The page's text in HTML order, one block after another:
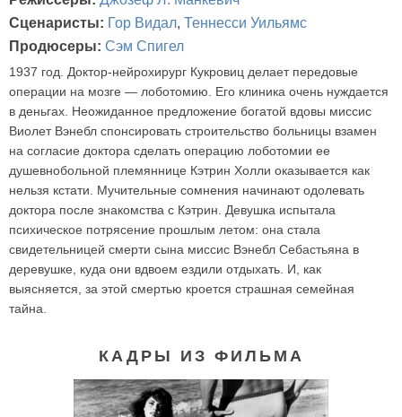
Сценаристы: Гор Видал, Теннесси Уильямс
Продюсеры: Сэм Спигел
1937 год. Доктор-нейрохирург Кукровиц делает передовые
операции на мозге — лоботомию. Его клиника очень нуждается
в деньгах. Неожиданное предложение богатой вдовы миссис
Виолет Вэнебл спонсировать строительство больницы взамен
на согласие доктора сделать операцию лоботомии ее
душевнобольной племяннице Кэтрин Холли оказывается как
нельзя кстати. Мучительные сомнения начинают одолевать
доктора после знакомства с Кэтрин. Девушка испытала
психическое потрясение прошлым летом: она стала
свидетельницей смерти сына миссис Вэнебл Себастьяна в
деревушке, куда они вдвоем ездили отдыхать. И, как
выясняется, за этой смертью кроется страшная семейная
тайна.
КАДРЫ ИЗ ФИЛЬМА